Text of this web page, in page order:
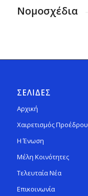
Νομοσχέδια
ΣΕΛΙΔΕΣ
Αρχική
Χαιρετισμός Προέδρου
Η Ένωση
Μέλη Κοινότητες
Τελευταία Νέα
Επικοινωνία